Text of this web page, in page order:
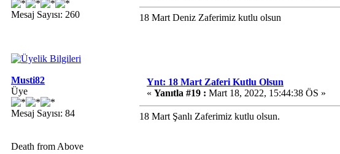
Mesaj Sayısı: 260 18 Mart Deniz Zaferimiz kutlu olsun
Musti82
Üye
Mesaj Sayısı: 84
Death from Above
Ynt: 18 Mart Zaferi Kutlu Olsun
« Yanıtla #19 : Mart 18, 2022, 15:44:38 ÖS »
18 Mart Şanlı Zaferimiz kutlu olsun.